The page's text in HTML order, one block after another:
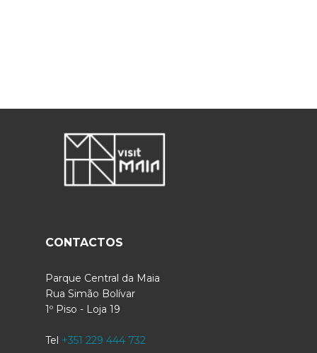
CONTACTOS
Parque Central da Maia
Rua Simão Bolívar
1º Piso - Loja 19
Tel +351 229 444 732